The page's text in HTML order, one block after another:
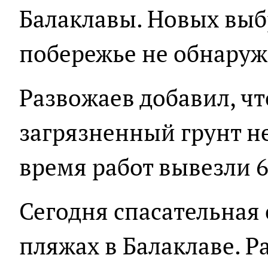
Балаклавы. Новых
побережье не
Развожаев добавил,
загрязненный грунт
время работ вывезли
Сегодня
пляжах в Балаклаве.